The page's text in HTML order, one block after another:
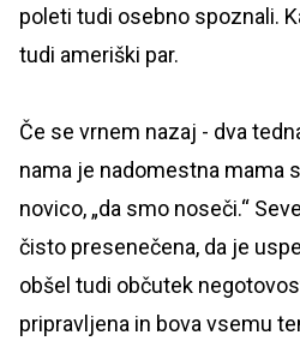
poleti tudi osebno spoznali.
tudi ameriški par.
Če se vrnem nazaj - dva
nama je nadomestna mama
novico, „da smo noseči.“
čisto presenečena, da je
obšel tudi občutek
pripravljena in bova vsemu